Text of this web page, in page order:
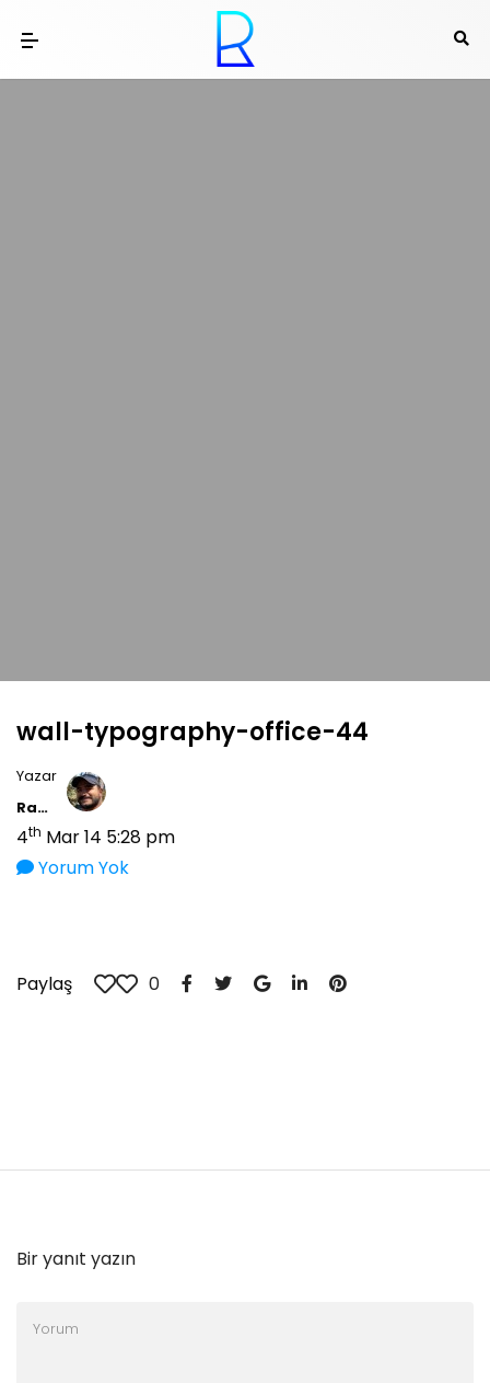
wall-typography-office-44
Yazar
Ramiz Tayfur
4th Mar 14 5:28 pm
Yorum Yok
Paylaş 0
Bir yanıt yazın